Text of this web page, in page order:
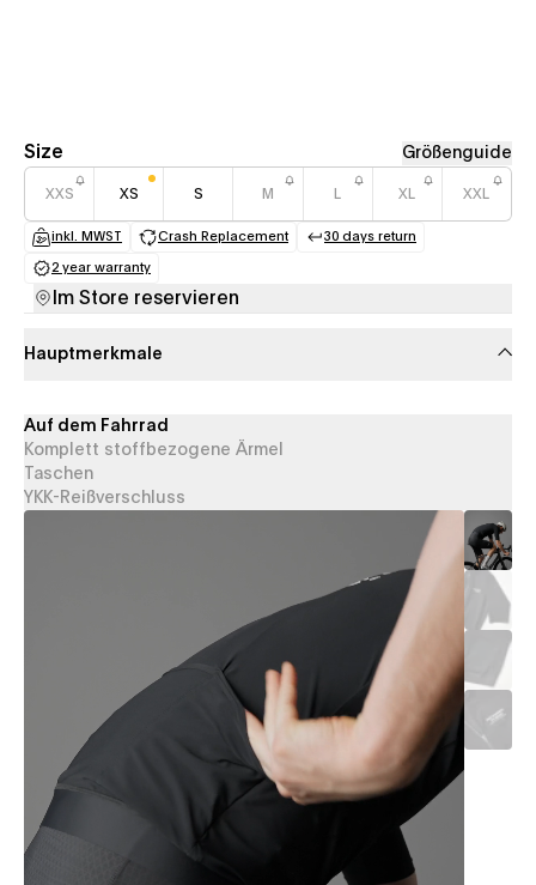
Size Größenguide
XXS XS S M XL XXL
inkl. MWST
(opens in a new tab)
Crash Replacement 30 days return
2 year warranty
Im Store reservieren
Hauptmerkmale
Auf dem Fahrrad
Komplett stoffbezogene Ärmel
Taschen
YKK-Reißverschluss